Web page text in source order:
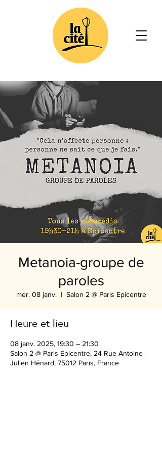
Metanoia-groupe de
paroles
mer. 08 janv.
  |
Salon 2 @ Paris Epicentre
Heure et lieu
08 janv. 2025, 19:30 – 21:30
Salon 2 @ Paris Epicentre, 24 Rue Antoine-
Julien Hénard, 75012 Paris, France